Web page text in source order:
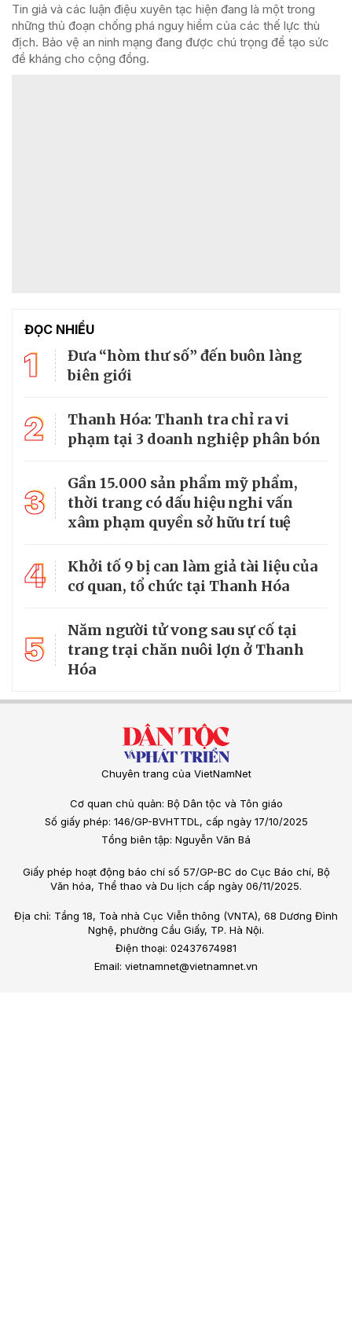
Tin giả và các luận điệu xuyên tạc hiện đang là một trong
những thủ đoạn chống phá nguy hiểm của các thế lực thù
địch. Bảo vệ an ninh mạng đang được chú trọng để tạo sức
đề kháng cho cộng đồng.
ĐỌC NHIỀU
1
Đưa “hòm thư số” đến buôn làng
biên giới
2
Thanh Hóa: Thanh tra chỉ ra vi
phạm tại 3 doanh nghiệp phân bón
3
Gần 15.000 sản phẩm mỹ phẩm,
thời trang có dấu hiệu nghi vấn
xâm phạm quyền sở hữu trí tuệ
4
Khởi tố 9 bị can làm giả tài liệu của
cơ quan, tổ chức tại Thanh Hóa
5
Năm người tử vong sau sự cố tại
trang trại chăn nuôi lợn ở Thanh
Hóa
Chuyên trang của VietNamNet
Cơ quan chủ quản: Bộ Dân tộc và Tôn giáo
Số giấy phép: 146/GP-BVHTTDL, cấp ngày 17/10/2025
Tổng biên tập: Nguyễn Văn Bá
Giấy phép hoạt động báo chí số 57/GP-BC do Cục Báo chí, Bộ
Văn hóa, Thể thao và Du lịch cấp ngày 06/11/2025.
Địa chỉ: Tầng 18, Toà nhà Cục Viễn thông (VNTA), 68 Dương Đình
Nghệ, phường Cầu Giấy, TP. Hà Nội.
Điện thoại: 02437674981
Email: vietnamnet@vietnamnet.vn